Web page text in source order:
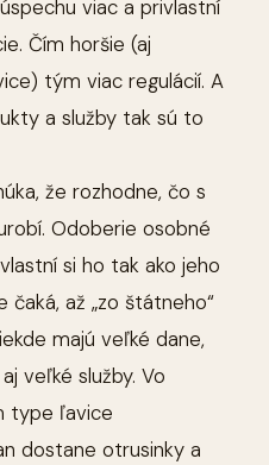
viac a privlastní
Čím horšie (aj
tým viac regulácií. A
a služby tak sú to
že rozhodne, čo s
Odoberie osobné
si ho tak ako jeho
čaká, až „zo štátneho“
majú veľké dane,
veľké služby. Vo
type ľavice
dostane otrusinky a